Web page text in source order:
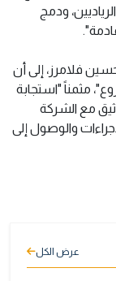
ودمج
فلامرز، إلى أن
للتمويل تتجاوز (10,000) مشروع"، مثمناً "استجابة
مع الشركة
والوصول إلى
عرض الكل